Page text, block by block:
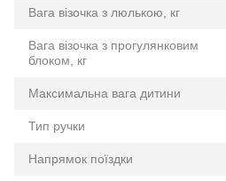
Вага візочка з люлькою, кг
Вага візочка з прогулянковим
блоком, кг
Максимальна вага дитини
Тип ручки
Напрямок поїздки